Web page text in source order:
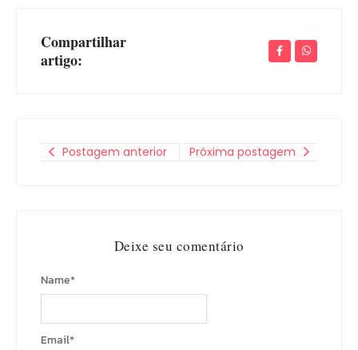
Compartilhar
artigo:
Postagem anterior Próxima postagem
Deixe seu comentário
Name*
Email*